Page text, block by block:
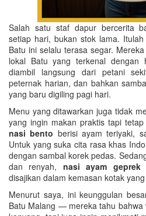
Salah satu staf dapur bercerita
setiap hari, bukan stok lama.
Batu ini selalu terasa segar.
lokal Batu yang terkenal dengan
diambil langsung dari petani
peternak harian, dan bahkan
yang baru digiling pagi hari.
Menu yang ditawarkan juga tidak
yang ingin makan praktis tapi
nasi bento berisi ayam teriyaki,
Untuk yang suka cita rasa khas
dengan sambal korek pedas.
dan renyah, nasi ayam geprek
disajikan dalam kemasan kotak
Menurut saya, ini keunggulan
Batu Malang — mereka tahu bahwa